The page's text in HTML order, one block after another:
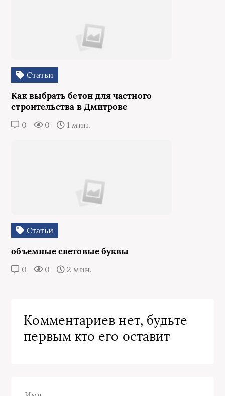
Статьи
Как выбрать бетон для частного
строительства в Дмитрове
0 0 1 мин.
Статьи
объемные световые буквы
0 0 2 мин.
Комментариев нет, будьте
первым кто его оставит